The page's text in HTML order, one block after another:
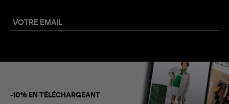
-10% EN TÉLÉCHARGEANT